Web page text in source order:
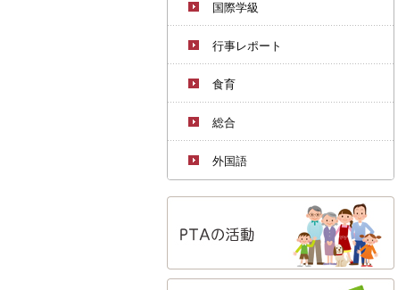
国際学級
行事レポート
食育
総合
外国語